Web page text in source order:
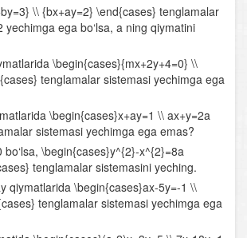
va uning xossalari
va uning xossalari
shakl almashtirish
\\ {bx+ay=2} \end{cases} tenglamalar
yechimga ega bo‘lsa, a ning qiymatini
\begin{cases}{mx+2y+4=0} \\
tenglamalar sistemasi yechimga ega
\begin{cases}x+ay=1 \\ ax+y=2a
sistemasi yechimga ega emas?
bo‘lsa, \begin{cases}y^{2}-x^{2}=8a
tenglamalar sistemasini yeching.
qiymatlarida \begin{cases}ax-5y=-1 \\
tenglamalar sistemasi yechimga ega